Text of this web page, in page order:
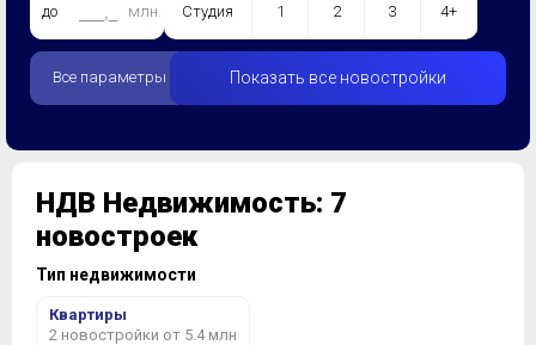
до млн. Студия 1 2 3 4+
Все параметры Показать все новостройки
НДВ Недвижимость: 7
новостроек
Тип недвижимости
Квартиры
2 новостройки от 5.4 млн